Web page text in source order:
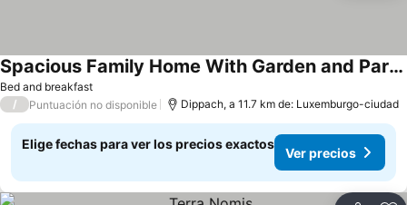
Bed and breakfast
Spacious Family Home With Garden and Parking Near Luxembourg City
/ Puntuación no disponible Dippach, a 11.7 km de: Luxemburgo-ciudad
Elige fechas para ver los precios exactos
Ver precios